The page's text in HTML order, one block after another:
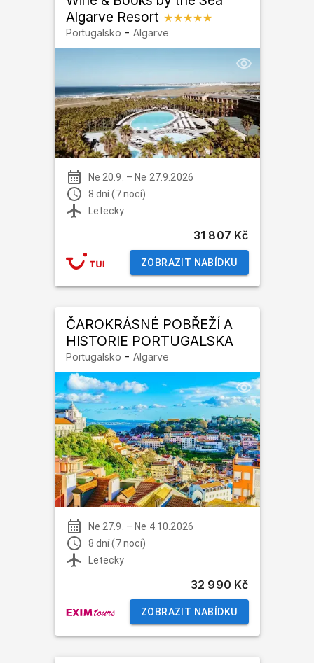
Algarve Resort ★★★★★
Portugalsko - Algarve
Ne 20.9. – Ne 27.9.2026
8 dní (7 nocí)
Letecky
31 807 Kč
ZOBRAZIT NABÍDKU
ČAROKRÁSNÉ POBŘEŽÍ A
HISTORIE PORTUGALSKA
Portugalsko - Algarve
Ne 27.9. – Ne 4.10.2026
8 dní (7 nocí)
Letecky
32 990 Kč
ZOBRAZIT NABÍDKU